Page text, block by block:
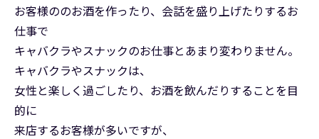
お客様ののお酒を作ったり、会話を盛り上げたりするお
仕事で
キャバクラやスナックのお仕事とあまり変わりません。
キャバクラやスナックは、
女性と楽しく過ごしたり、お酒を飲んだりすることを目
的に
来店するお客様が多いですが、